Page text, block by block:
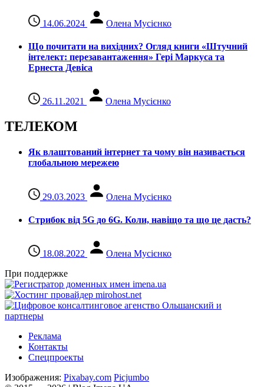
14.06.2024 Олена Мусієнко
Що почитати на вихідних? Огляд книги «Штучний
інтелект: перезавантаження» Гері Маркуса та
Ернеста Девіса
26.11.2021 Олена Мусієнко
ТЕЛЕКОМ
Як влаштований інтернет та чому він називається
глобальною мережею
29.03.2023 Олена Мусієнко
Стрибок від 5G до 6G. Коли, навіщо та що це даcть?
18.08.2022
Олена Мусієнко
При поддержке
Реклама
Контакты
Спецпроекты
Изображения: Pixabay.com Picjumbo